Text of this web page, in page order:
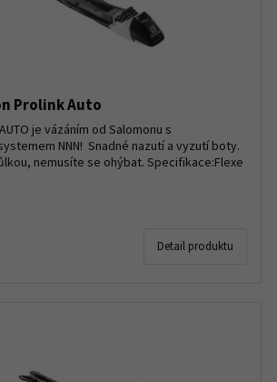
Prolink Auto
je vázáním od Salomonu s
NNN! Snadné nazutí a vyzutí boty.
nemusíte se ohýbat. Specifikace:Flexe
Detail produktu